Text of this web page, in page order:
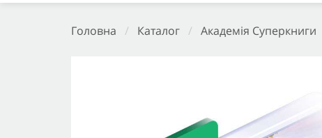
Головна / Каталог / Академія Суперкниги